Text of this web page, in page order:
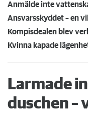
Ansvarsskyddet – en
Larmade
duschen –